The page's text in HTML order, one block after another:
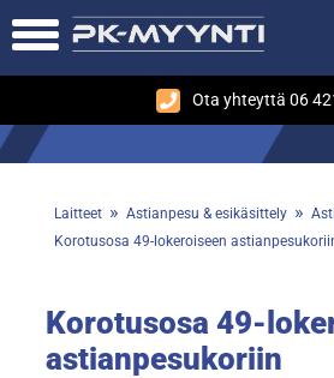
Ota yhteyttä 06
Laitteet » Astianpesu & esikäsittely »
Korotusosa 49-lokeroiseen
Korotusosa 49-
astianpesukoriin